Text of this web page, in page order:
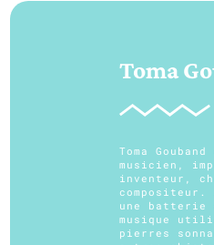
Toma
Toma
musicien,
inventeur,
une batterie
musique
pierres